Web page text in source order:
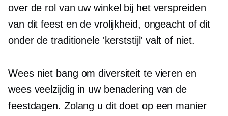
over de rol van uw winkel bij het verspreiden
van dit feest en de vrolijkheid, ongeacht of dit
onder de traditionele 'kerststijl' valt of niet.
Wees niet bang om diversiteit te vieren en
wees veelzijdig in uw benadering van de
feestdagen. Zolang u dit doet op een manier